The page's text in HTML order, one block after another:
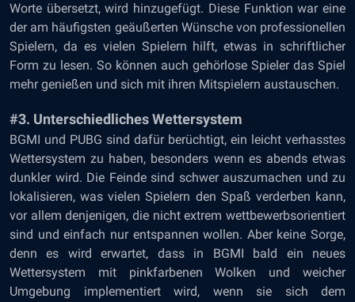
Worte übersetzt, wird hinzugefügt. Diese Funktion war eine
der am häufigsten geäußerten Wünsche von professionellen
Spielern, da es vielen Spielern hilft, etwas in schriftlicher
Form zu lesen. So können auch gehörlose Spieler das Spiel
mehr genießen und sich mit ihren Mitspielern austauschen.
#3. Unterschiedliches Wettersystem
BGMI und PUBG sind dafür berüchtigt, ein leicht verhasstes
Wettersystem zu haben, besonders wenn es abends etwas
dunkler wird. Die Feinde sind schwer auszumachen und zu
lokalisieren, was vielen Spielern den Spaß verderben kann,
vor allem denjenigen, die nicht extrem wettbewerbsorientiert
sind und einfach nur entspannen wollen. Aber keine Sorge,
denn es wird erwartet, dass in BGMI bald ein neues
Wettersystem mit pinkfarbenen Wolken und weicher
Umgebung implementiert wird, wenn sie sich dem